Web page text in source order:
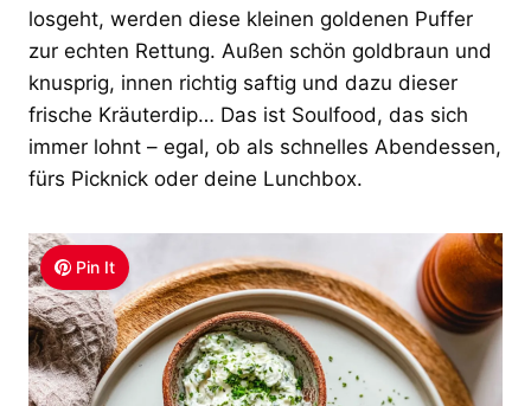
losgeht, werden diese kleinen goldenen Puffer
zur echten Rettung. Außen schön goldbraun und
knusprig, innen richtig saftig und dazu dieser
frische Kräuterdip… Das ist Soulfood, das sich
immer lohnt – egal, ob als schnelles Abendessen,
fürs Picknick oder deine Lunchbox.
Pin It